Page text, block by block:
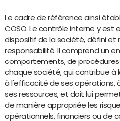
Le cadre de référence ainsi
COSO. Le contrôle interne y est
dispositif de la société, défini et
responsabilité. Il comprend un
comportements, de
chaque société, qui contribue à
à l'efficacité de ses opérations,
ses ressources, et doit lui
de manière appropriée les
opérationnels, financiers ou de